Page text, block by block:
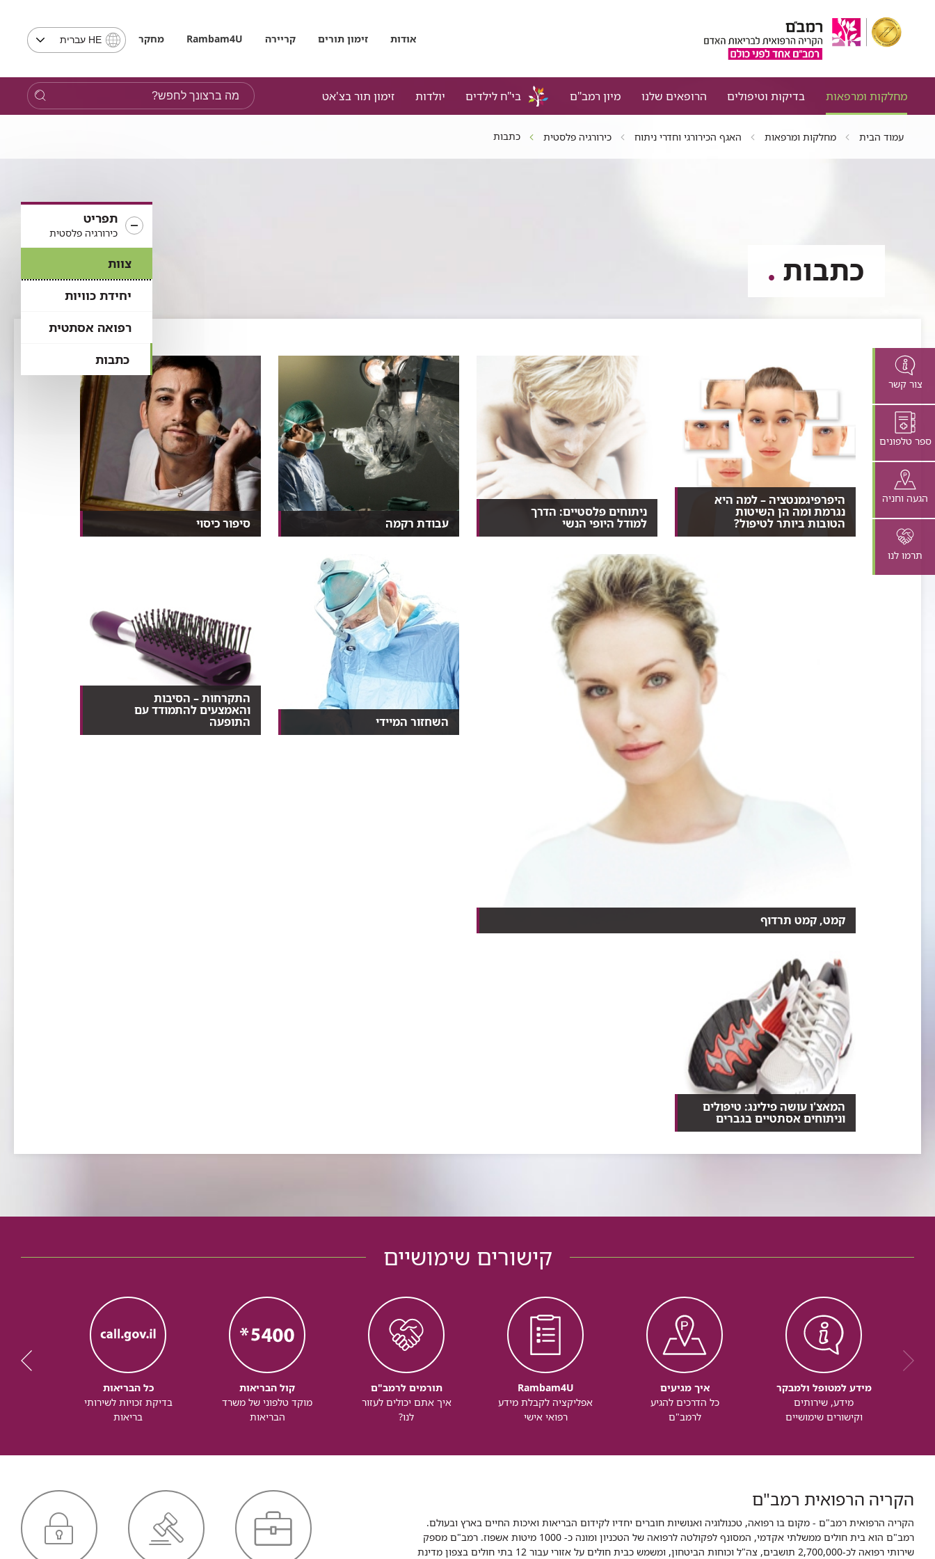
אודות זימון תורים קריירה Rambam4U מחקר
בחירת
שים
לב,
בבחירת
לאתר
HE עברית
מחלקות ומרפאות בדיקות וטיפולים הרופאים שלנו מיון רמב"ם בי"ח לילדים יולדות זימון תור בצ'אט
מה
ברצונך
לחפש?
צור קשר
ספר טלפונים
הגעה וחניה
תרמו לנו
עמוד הבית מחלקות ומרפאות האגף הכירורגי וחדרי ניתוח כירורגיה פלסטית כתבות
תפריט
כירורגיה פלסטית
צוות
יחידת כוויות
רפואה אסתטית
כתבות
כתבות
היפרפיגמנטציה – למה היא
נגרמת ומה הן השיטות
הטובות ביותר לטיפול?
היפרפיגמנטציה היא תופעה נפוצה,
ניתוחים פלסטיים: הדרך
למודל היופי הנשי
מודל היופי הנשי, הכל כך חמקמק,
נראה יותר מאי פעם,...
עבודת רקמה
שיטה מיקרוכירורגית חדשנית
סיפור כיסוי
בגיל שלוש נכווה אילן זכאי בפניו
קמט, קמט תרדוף
בוטוקס, חומרי מילוי, פילינג וניתוח מתיחת פנים, הן...
השחזור המיידי
נשים העוברות כיום ניתוח כריתת
התקרחות – הסיבות
והאמצעים להתמודד עם
התופעה
"זה רק עניין של זמן עד שתימצא
המאצ'ו עושה פילינג: טיפולים
וניתוחים אסתטיים בגברים
כרבע מכלל הניתוחים הפלסטיים
קישורים שימושיים
מידע למטופל ולמבקר
מידע, שירותים
וקישורים שימושיים
איך מגיעים
כל הדרכים להגיע
לרמב"ם
Rambam4U
אפליקציה לקבלת מידע
רפואי אישי
תורמים לרמב"ם
איך אתם יכולים לעזור
לנו?
קול הבריאות
מוקד טלפוני של משרד
הבריאות
כל הבריאות
בדיקת זכויות לשירותי
בריאות
הקריה הרפואית רמב"ם
הקריה הרפואית רמב"ם - מקום בו רפואה, טכנולוגיה ואנושיות חוברים יחדיו לקידום הבריאות ואיכות החיים בארץ ובעולם.
רמב"ם הוא בית חולים ממשלתי אקדמי, המסונף לפקולטה לרפואה של הטכניון ומונה כ- 1000 מיטות אשפוז. רמב"ם מספק
שירותי רפואה לכ-2,700,000 תושבים, צה"ל וכוחות הביטחון, ומשמש כבית חולים על אזורי עבור 12 בתי חולים בצפון מדינת